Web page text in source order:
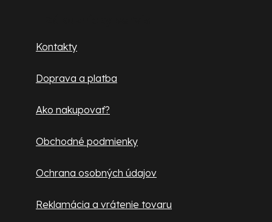
Kontakty
Doprava a platba
Ako nakupovať?
Obchodné podmienky
Ochrana osobných údajov
Reklamácia a vrátenie tovaru